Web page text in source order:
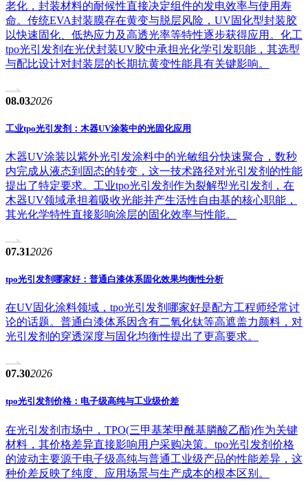
老化，封装材料的耐候性直接决定组件的发电效率与使用寿
命。传统EVA封装膜存在黄变与脱层风险，UV固化型封装胶
以快速固化、低热应力及高透光率等特性逐步获得应用。化工
tpo光引发剂在光伏封装UV胶中承担光化学引发职能，其选型
与配比设计对封装层的长期抗黄变性能具有关键影响。
08.032026
工业tpo光引发剂：木器UV涂装中的光固化应用
木器UV涂装以紫外光引发涂料中的光敏组分快速聚合，数秒
内完成从液态到固态的转变，这一技术路径对光引发剂的性能
提出了特定要求。工业tpo光引发剂作为裂解型光引发剂，在
木器UV领域承担着吸收光能并产生活性自由基的核心职能，
其光化学特性直接影响涂层的固化效率与性能。
07.312026
tpo光引发剂哪家好：普通白漆体系固化效果均衡性分析
在UV固化涂料领域，tpo光引发剂哪家好是配方工程师经常讨
论的话题。普通白漆体系因含有二氧化钛等高遮盖力颜料，对
光引发剂的穿透深度与固化均衡性提出了更高要求。
07.302026
tpo光引发剂价格：电子级高纯与工业级价差
在光引发剂市场中，TPO(三甲基苯甲酰基膦酸乙酯)作为关键
材料，其价格差异直接影响用户采购决策。tpo光引发剂价格
的波动主要源于电子级高纯与普通工业级产品的性能差异，这
种价差反映了纯度、应用场景与生产成本的根本区别。